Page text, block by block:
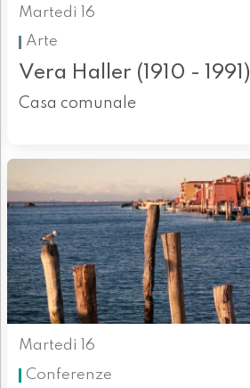
Martedì 16
Arte
Vera Haller (1910 - 1991)
Casa comunale
Martedì 16
Conferenze